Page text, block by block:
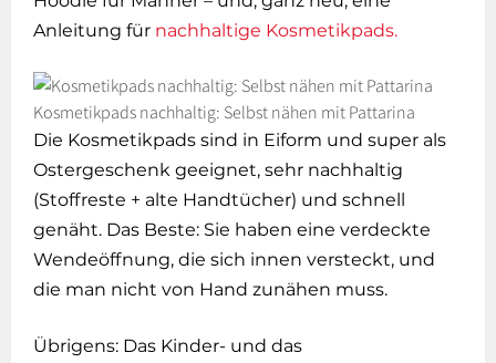
Anleitung für nachhaltige Kosmetikpads.
Kosmetikpads nachhaltig: Selbst nähen mit Pattarina
Die Kosmetikpads sind in Eiform und super als
Ostergeschenk geeignet, sehr nachhaltig
(Stoffreste + alte Handtücher) und schnell
genäht. Das Beste: Sie haben eine verdeckte
Wendeöffnung, die sich innen versteckt, und
die man nicht von Hand zunähen muss.
Übrigens: Das Kinder- und das